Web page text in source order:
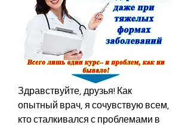
Здравствуйте, друзья! Как
опытный врач, я сочувствую всем,
кто сталкивался с проблемами в